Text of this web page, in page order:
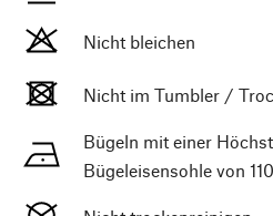
Nicht bleichen
Nicht im Tumbler /
Bügeln mit einer
Bügeleisensohle von